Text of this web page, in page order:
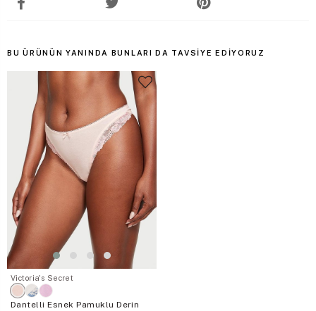
BU ÜRÜNÜN YANINDA BUNLARI DA TAVSIYE EDIYORUZ
Victoria's Secret
Dantelli Esnek Pamuklu Derin